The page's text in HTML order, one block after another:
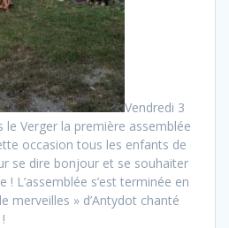
Vendredi 3
le Verger la première assemblée
occasion tous les enfants de
se dire bonjour et se souhaiter
L’assemblée s’est terminée en
merveilles » d’Antydot chanté